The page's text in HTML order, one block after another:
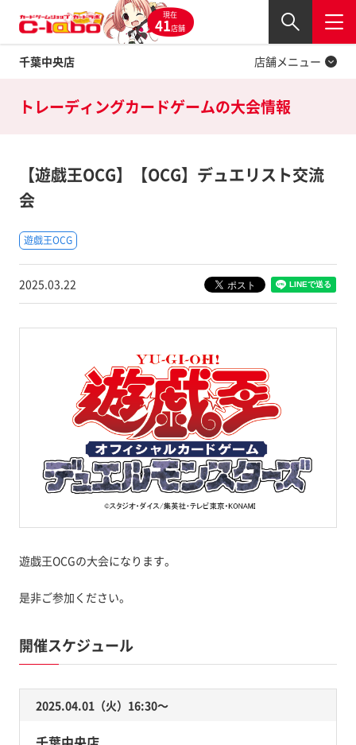
現在
41店舗
千葉中央店
閉じる
店舗メニュー
Twitter
トレーディングカードゲームの大会情報
【遊戯王OCG】【OCG】デュエリスト交流
会
遊戯王OCG
2025.03.22
遊戯王OCGの大会になります。
是非ご参加ください。
開催スケジュール
2025.04.01（火）16:30〜